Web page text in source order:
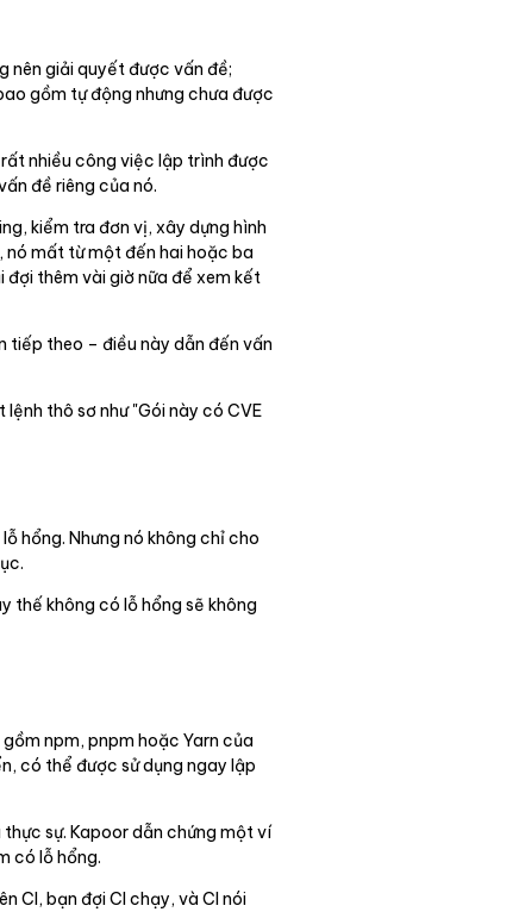
nên giải quyết được vấn đề;
gồm tự động nhưng chưa được
nhiều công việc lập trình được
đề riêng của nó.
kiểm tra đơn vị, xây dựng hình
nó mất từ một đến hai hoặc ba
thêm vài giờ nữa để xem kết
tiếp theo – điều này dẫn đến vấn
thô sơ như "Gói này có CVE
hổng. Nhưng nó không chỉ cho
thế không có lỗ hổng sẽ không
npm, pnpm hoặc Yarn của
có thể được sử dụng ngay lập
sự. Kapoor dẫn chứng một ví
có lỗ hổng.
CI, bạn đợi CI chạy, và CI nói